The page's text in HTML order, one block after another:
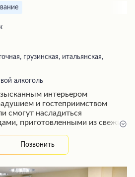
грузинская, итальянская,
алкоголь
интерьером
и гостеприимством
смогут насладиться
приготовленными из свежих
Будь то романтический
с друзьями, это место
и полное удовлетворение
Позвонить